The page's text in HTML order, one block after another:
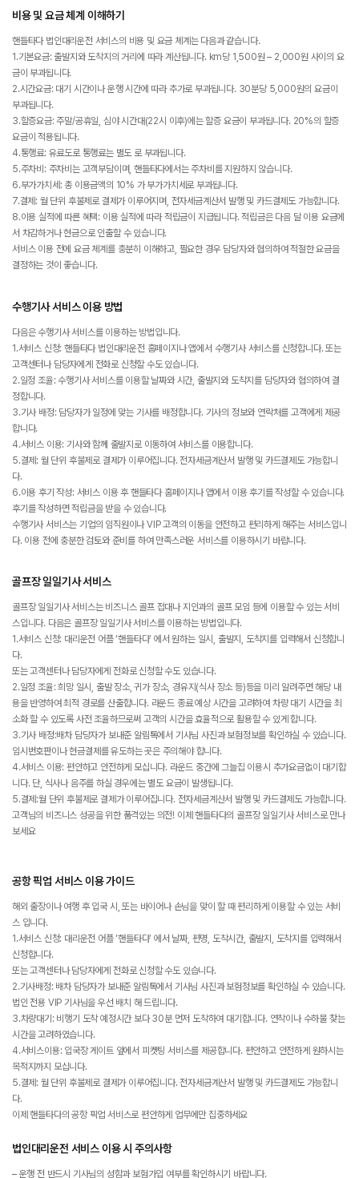
비용 및 요금 체계 이해하기
핸들타다 법인대리운전 서비스의 비용 및 요금 체계는 다음과 같습니다.
1.기본요금: 출발지와 도착지의 거리에 따라 계산됩니다. km당 1,500원 – 2,000원 사이의 요
금이 부과됩니다.
2.시간요금: 대기 시간이나 운행 시간에 따라 추가로 부과됩니다. 30분당 5,000원의 요금이
부과됩니다.
3.할증요금: 주말/공휴일, 심야 시간대(22시 이후)에는 할증 요금이 부과됩니다. 20%의 할증
요금이 적용됩니다.
4.통행료: 유료도로 통행료는 별도 로 부과됩니다.
5.주차비: 주차비는 고객부담이며, 핸들타다에서는 주차비를 지원하지 않습니다.
6.부가가치세: 총 이용금액의 10% 가 부가가치세로 부과됩니다.
7.결제: 월 단위 후불제로 결제가 이루어지며, 전자세금계산서 발행 및 카드결제도 가능합니다.
8.이용 실적에 따른 혜택: 이용 실적에 따라 적립금이 지급됩니다. 적립금은 다음 달 이용 요금에
서 차감하거나 현금으로 인출할 수 있습니다.
서비스 이용 전에 요금 체계를 충분히 이해하고, 필요한 경우 담당자와 협의하여 적절한 요금을
결정하는 것이 좋습니다.
수행기사 서비스 이용 방법
다음은 수행기사 서비스를 이용하는 방법입니다.
1.서비스 신청: 핸들타다 법인대리운전 홈페이지나 앱에서 수행기사 서비스를 신청합니다. 또는
고객센터나 담당자에게 전화로 신청할 수도 있습니다.
2.일정 조율: 수행기사 서비스를 이용할 날짜와 시간, 출발지와 도착지를 담당자와 협의하여 결
정합니다.
3.기사 배정: 담당자가 일정에 맞는 기사를 배정합니다. 기사의 정보와 연락처를 고객에게 제공
합니다.
4.서비스 이용: 기사와 함께 출발지로 이동하여 서비스를 이용합니다.
5.결제: 월 단위 후불제로 결제가 이루어집니다. 전자세금계산서 발행 및 카드결제도 가능합니
다.
6.이용 후기 작성: 서비스 이용 후 핸들타다 홈페이지나 앱에서 이용 후기를 작성할 수 있습니다.
후기를 작성하면 적립금을 받을 수 있습니다.
수행기사 서비스는 기업의 임직원이나 VIP 고객의 이동을 안전하고 편리하게 해주는 서비스입니
다. 이용 전에 충분한 검토와 준비를 하여 만족스러운 서비스를 이용하시기 바랍니다.
골프장 일일기사 서비스
골프장 일일기사 서비스는 비즈니스 골프 접대나 지인과의 골프 모임 등에 이용할 수 있는 서비
스입니다. 다음은 골프장 일일기사 서비스를 이용하는 방법입니다.
1.서비스 신청: 대리운전 어플 ‘핸들타다’ 에서 원하는 일시, 출발지, 도착지를 입력해서 신청합니
다.
또는 고객센터나 담당자에게 전화로 신청할 수도 있습니다.
2.일정 조율: 희망 일시, 출발 장소, 귀가 장소, 경유지(식사 장소 등)등을 미리 알려주면 해당 내
용을 반영하여 최적 경로를 산출합니다. 라운드 종료 예상 시간을 고려하여 차량 대기 시간을 최
소화 할 수 있도록 사전 조율하므로써 고객의 시간을 효율적으로 활용할 수 있게 합니다.
3.기사 배정:배차 담당자가 보내준 알림톡에서 기사님 사진과 보험정보를 확인하실 수 있습니다.
임시번호판이나 현금결제를 유도하는 곳은 주의해야 합니다.
4.서비스 이용: 편안하고 안전하게 모십니다. 라운드 중간에 그늘집 이용시 추가요금없이 대기합
니다. 단, 식사나 음주를 하실 경우에는 별도 요금이 발생됩니다.
5.결제:월 단위 후불제로 결제가 이루어집니다. 전자세금계산서 발행 및 카드결제도 가능합니다.
고객님의 비즈니스 성공을 위한 품격있는 의전! 이제 핸들타다의 골프장 일일기사 서비스로 만나
보세요
공항 픽업 서비스 이용 가이드
해외 출장이나 여행 후 입국 시, 또는 바이어나 손님을 맞이 할 때 편리하게 이용할 수 있는 서비
스 입니다.
1.서비스 신청: 대리운전 어플 ‘핸들타다’ 에서 날짜, 편명, 도착시간, 출발지, 도착지를 입력해서
신청합니다.
또는 고객센터나 담당자에게 전화로 신청할 수도 있습니다.
2.기사배정: 배차 담당자가 보내준 알림톡에서 기사님 사진과 보험정보를 확인하실 수 있습니다.
법인 전용 VIP 기사님을 우선 배치 해 드립니다.
3.차량대기: 비행기 도착 예정시간 보다 30분 먼저 도착하여 대기합니다. 연착이나 수하물 찾는
시간을 고려하였습니다.
4.서비스이용: 입국장 게이트 앞에서 피켓팅 서비스를 제공합니다. 편안하고 안전하게 원하시는
목적지까지 모십니다.
5.결제: 월 단위 후불제로 결제가 이루어집니다. 전자세금계산서 발행 및 카드결제도 가능합니
다.
이제 핸들타다의 공항 픽업 서비스로 편안하게 업무에만 집중하세요
법인대리운전 서비스 이용 시 주의사항
– 운행 전 반드시 기사님의 성함과 보험가입 여부를 확인하시기 바랍니다.